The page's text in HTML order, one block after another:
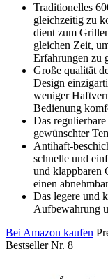
Traditionelles
gleichzeitig zu
dient zum
gleichen Zeit,
Erfahrungen zu
Große qualität
Design
weniger
Bedienung
Das
gewünschter
Antihaft-
schnelle und
und klappbaren
einen
Das legere und
Aufbewahrung
Bei Amazon kaufen
Bestseller Nr. 8